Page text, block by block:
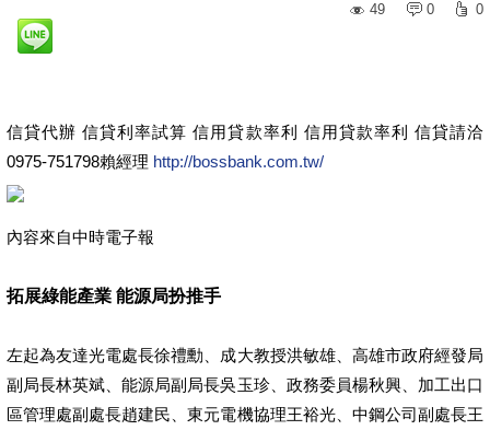
49
0 0
信貸代辦 信貸利率試算 信用貸款率利 信用貸款率利 信貸請洽
0975-751798賴經理 http://bossbank.com.tw/
內容來自中時電子報
拓展綠能產業 能源局扮推手
左起為友達光電處長徐禮勳、成大教授洪敏雄、高雄市政府經發局
副局長林英斌、能源局副局長吳玉珍、政務委員楊秋興、加工出口
區管理處副處長趙建民、東元電機協理王裕光、中鋼公司副處長王